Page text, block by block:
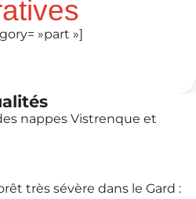
»part »]
nappes Vistrenque et
très sévère dans le Gard :